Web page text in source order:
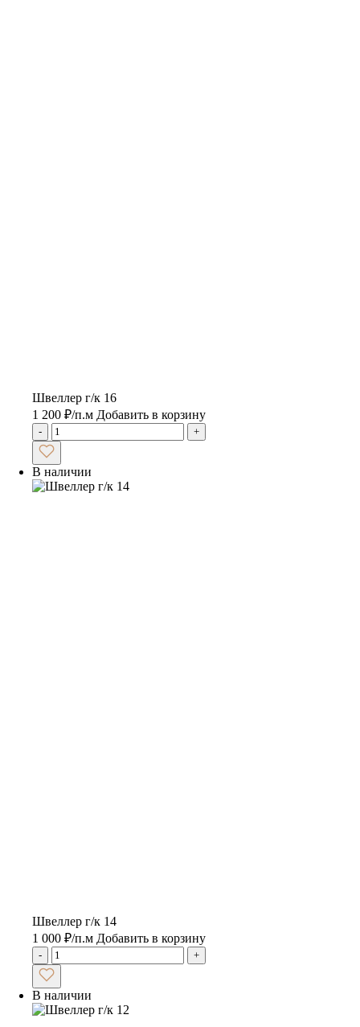
Швеллер г/к 16
1 200 ₽/п.м Добавить в корзину
- +
В наличии
Швеллер г/к 14
1 000 ₽/п.м Добавить в корзину
- +
В наличии